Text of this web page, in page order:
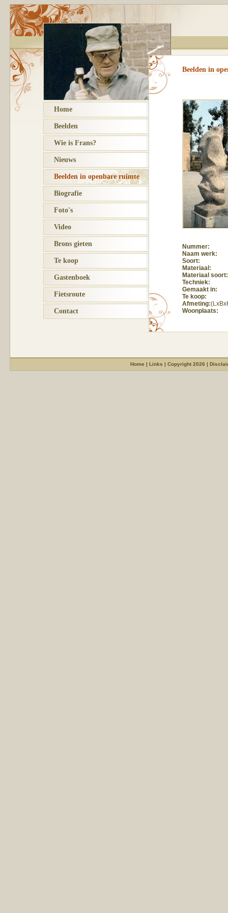
Home
Beelden
Wie is Frans?
Nieuws
Beelden in openbare ruimte
Biografie
Foto's
Video
Brons gieten
Te koop
Gastenboek
Fietsroute
Contact
Beelden in
Nummer:
Naam werk:
Soort:
Materiaal:
Materiaal soort:
Techniek:
Gemaakt in:
Te koop:
Afmeting:
Woonplaats:
Home | Links | Copyright 2026 |